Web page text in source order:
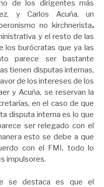
de los dirigentes más
y Carlos Acuña, un
no kirchnerista.
y el resto de las
los burócratas que ya las
parece ser bastante
tienen disputas internas,
de los intereses de los
y Acuña, se reservan la
en el caso de que
disputa interna es lo que
ser relegado con el
esto se debe a que
con el FMI, todo lo
impulsores.
se destaca es que el